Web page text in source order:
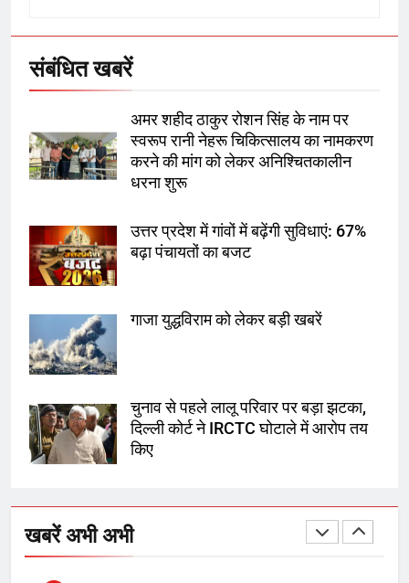
संबंधित खबरें
अमर शहीद ठाकुर रोशन सिंह के नाम पर
स्वरूप रानी नेहरू चिकित्सालय का नामकरण
करने की मांग को लेकर अनिश्चितकालीन
धरना शुरू
उत्तर प्रदेश में गांवों में बढ़ेंगी सुविधाएं: 67%
बढ़ा पंचायतों का बजट
गाजा युद्धविराम को लेकर बड़ी खबरें
चुनाव से पहले लालू परिवार पर बड़ा झटका,
दिल्ली कोर्ट ने IRCTC घोटाले में आरोप तय
किए
खबरें अभी अभी
गाजा युद्धविराम को लेकर बड़ी खबरें
8
तय किए
1
रोशन सिंह के नाम पर करने की मांग तेज
अमर शहीद ठाकुर रोशन सिंह के नाम पर
स्वरूप रानी नेहरू चिकित्सालय का